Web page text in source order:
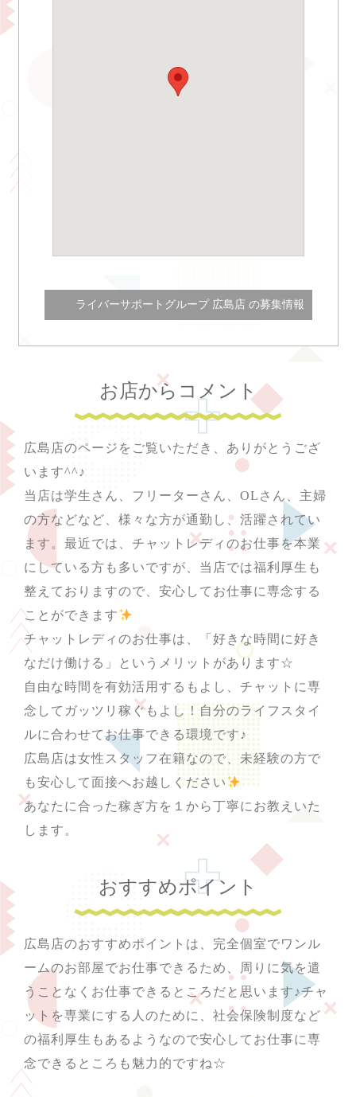
ライバーサポートグループ 広島店 の募集情報
お店からコメント
広島店のページをご覧いただき、ありがとうござ
います^^♪
当店は学生さん、フリーターさん、OLさん、主婦
の方などなど、様々な方が通勤し、活躍されてい
ます。最近では、チャットレディのお仕事を本業
にしている方も多いですが、当店では福利厚生も
整えておりますので、安心してお仕事に専念する
ことができます
チャットレディのお仕事は、「好きな時間に好き
なだけ働ける」というメリットがあります☆
自由な時間を有効活用するもよし、チャットに専
念してガッツリ稼ぐもよし！自分のライフスタイ
ルに合わせてお仕事できる環境です♪
広島店は女性スタッフ在籍なので、未経験の方で
も安心して面接へお越しください
あなたに合った稼ぎ方を１から丁寧にお教えいた
します。
おすすめポイント
広島店のおすすめポイントは、完全個室でワンル
ームのお部屋でお仕事できるため、周りに気を遣
うことなくお仕事できるところだと思います♪チャ
ットを専業にする人のために、社会保険制度など
の福利厚生もあるようなので安心してお仕事に専
念できるところも魅力的ですね☆